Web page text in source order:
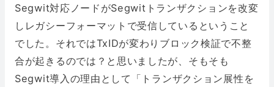
Segwit対応ノードがSegwitトランザクションを改変
しレガシーフォーマットで受信しているということ
でした。それではTxIDが変わりブロック検証で不整
合が起きるのでは？と思いましたが、そもそも
Segwit導入の理由として「トランザクション展性を